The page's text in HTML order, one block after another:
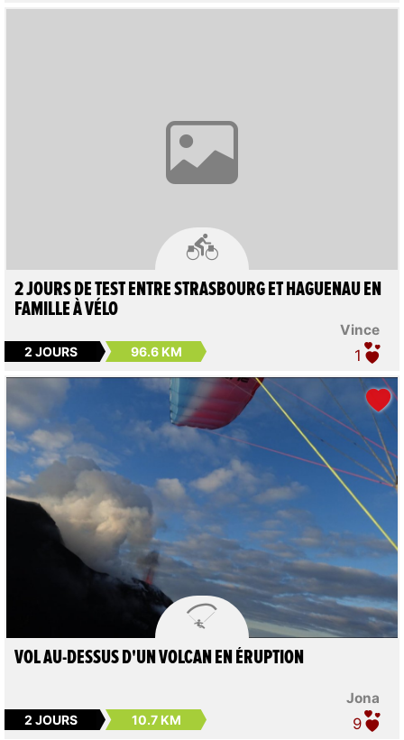

Vince
2 JOURS DE TEST ENTRE STRASBOURG ET HAGUENAU EN
FAMILLE À VÉLO
2 JOURS 96.6 KM 1

Jona
VOL AU-DESSUS D'UN VOLCAN EN ÉRUPTION
2 JOURS 10.7 KM 9